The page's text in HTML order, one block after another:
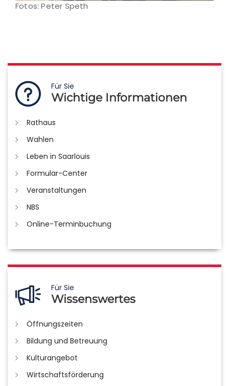
Fotos: Peter Speth
Für Sie
Wichtige Informationen
Rathaus
Wahlen
Leben in Saarlouis
Formular-Center
Veranstaltungen
NBS
Online-Terminbuchung
Für Sie
Wissenswertes
Öffnungszeiten
Bildung und Betreuung
Kulturangebot
Wirtschaftsförderung